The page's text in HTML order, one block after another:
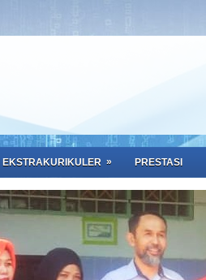
EKSTRAKURIKULER » PRESTASI